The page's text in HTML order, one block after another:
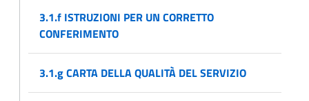
3.1.f ISTRUZIONI PER UN CORRETTO
CONFERIMENTO
3.1.g CARTA DELLA QUALITÀ DEL SERVIZIO